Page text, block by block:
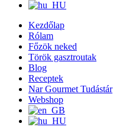
Kezdőlap
Rólam
Főzök neked
Török gasztroutak
Blog
Receptek
Nar Gourmet Tudástár
Webshop